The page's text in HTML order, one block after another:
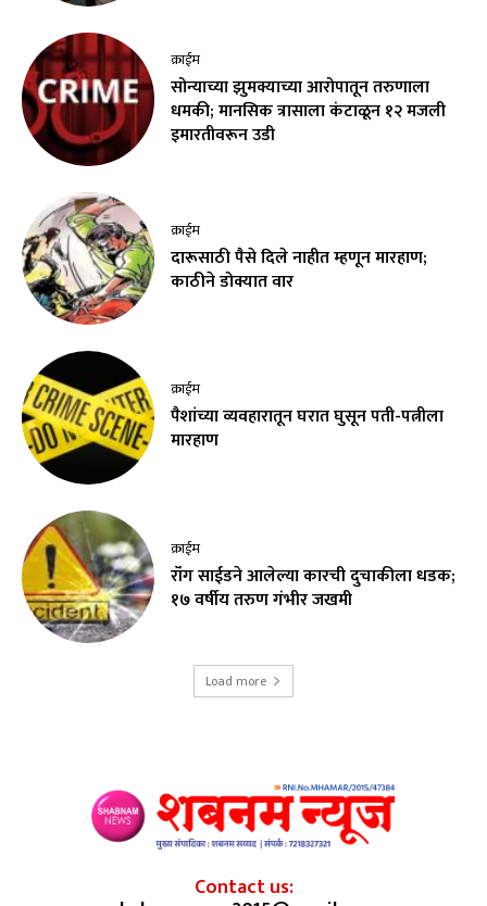
क्राईम
सोन्याच्या झुमक्याच्या आरोपातून तरुणाला
धमकी; मानसिक त्रासाला कंटाळून १२ मजली
इमारतीवरून उडी
क्राईम
दारूसाठी पैसे दिले नाहीत म्हणून मारहाण;
काठीने डोक्यात वार
क्राईम
पैशांच्या व्यवहारातून घरात घुसून पती-पत्नीला
मारहाण
क्राईम
रॉंग साईडने आलेल्या कारची दुचाकीला धडक;
१७ वर्षीय तरुण गंभीर जखमी
Load more
Contact us: